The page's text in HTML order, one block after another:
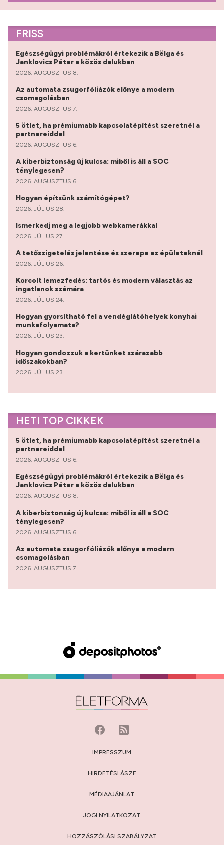
FRISS
Egészségügyi problémákról értekezik a Bëlga és
Janklovics Péter a közös dalukban
2026. AUGUSZTUS 8.
Az automata zsugorfóliázók előnye a modern
csomagolásban
2026. AUGUSZTUS 7.
5 ötlet, ha prémiumabb kapcsolatépítést szeretnél a
partnereiddel
2026. AUGUSZTUS 6.
A kiberbiztonság új kulcsa: miből is áll a SOC
ténylegesen?
2026. AUGUSZTUS 6.
Hogyan építsünk számítógépet?
2026. JÚLIUS 28.
Ismerkedj meg a legjobb webkamerákkal
2026. JÚLIUS 27.
A tetőszigetelés jelentése és szerepe az épületeknél
2026. JÚLIUS 26.
Korcolt lemezfedés: tartós és modern választás az
ingatlanok számára
2026. JÚLIUS 24.
Hogyan gyorsítható fel a vendéglátóhelyek konyhai
munkafolyamata?
2026. JÚLIUS 23.
Hogyan gondozzuk a kertünket szárazabb
időszakokban?
2026. JÚLIUS 23.
HETI TOP CIKKEK
5 ötlet, ha prémiumabb kapcsolatépítést szeretnél a
partnereiddel
2026. AUGUSZTUS 6.
Egészségügyi problémákról értekezik a Bëlga és
Janklovics Péter a közös dalukban
2026. AUGUSZTUS 8.
A kiberbiztonság új kulcsa: miből is áll a SOC
ténylegesen?
2026. AUGUSZTUS 6.
Az automata zsugorfóliázók előnye a modern
csomagolásban
2026. AUGUSZTUS 7.
IMPRESSZUM
HIRDETÉSI ÁSZF
MÉDIAAJÁNLAT
JOGI NYILATKOZAT
HOZZÁSZÓLÁSI SZABÁLYZAT